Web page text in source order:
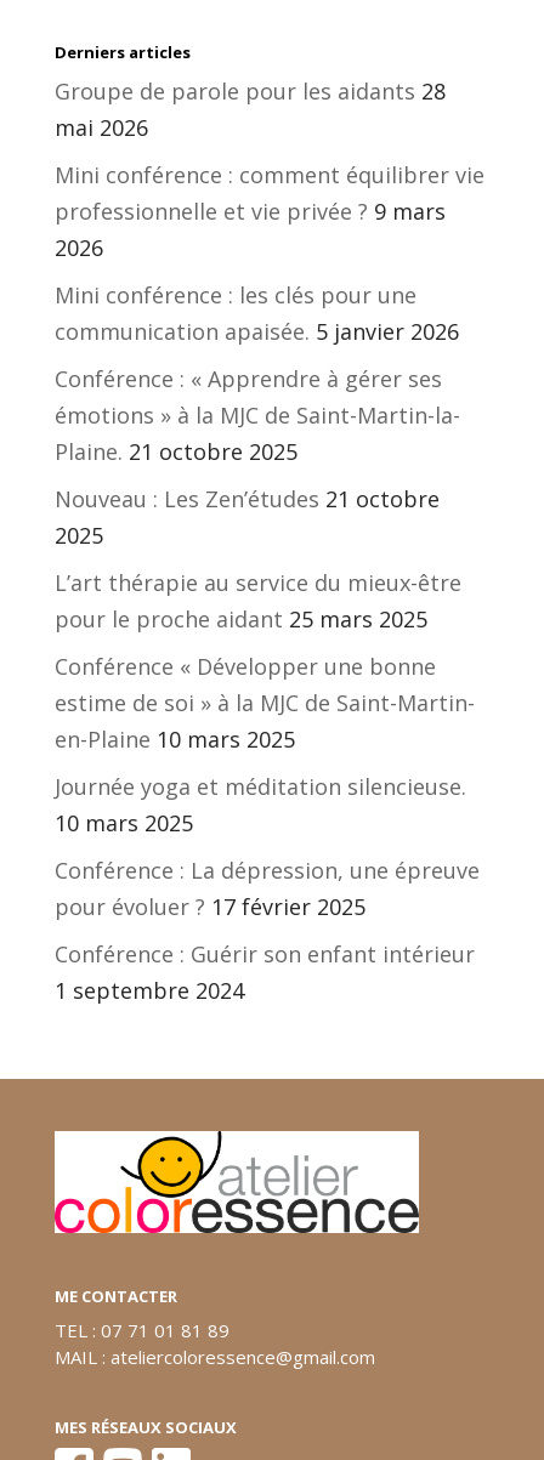
Derniers articles
Groupe de parole pour les aidants 28
mai 2026
Mini conférence : comment équilibrer vie
professionnelle et vie privée ? 9 mars
2026
Mini conférence : les clés pour une
communication apaisée. 5 janvier 2026
Conférence : « Apprendre à gérer ses
émotions » à la MJC de Saint-Martin-la-
Plaine. 21 octobre 2025
Nouveau : Les Zen’études 21 octobre
2025
L’art thérapie au service du mieux-être
pour le proche aidant 25 mars 2025
Conférence « Développer une bonne
estime de soi » à la MJC de Saint-Martin-
en-Plaine 10 mars 2025
Journée yoga et méditation silencieuse.
10 mars 2025
Conférence : La dépression, une épreuve
pour évoluer ? 17 février 2025
Conférence : Guérir son enfant intérieur
1 septembre 2024
ME CONTACTER
TEL : 07 71 01 81 89
MAIL : ateliercoloressence@gmail.com
MES RÉSEAUX SOCIAUX